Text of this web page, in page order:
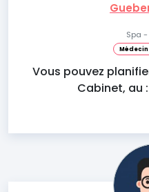
Spa
Vous pouvez
Cabinet, au